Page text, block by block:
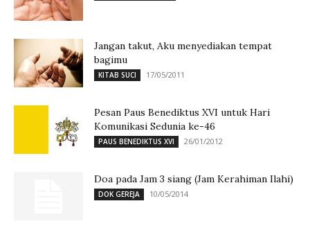
Jangan takut, Aku menyediakan tempat
bagimu
KITAB SUCI 17/05/2011
Pesan Paus Benediktus XVI untuk Hari
Komunikasi Sedunia ke-46
PAUS BENEDIKTUS XVI 26/01/2012
Doa pada Jam 3 siang (Jam Kerahiman Ilahi)
DOK GEREJA 10/05/2014